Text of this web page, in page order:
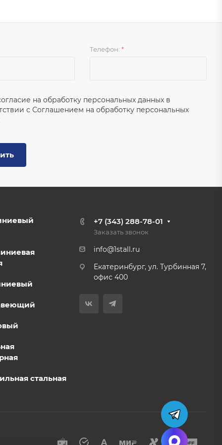
Телефон: *
на обработку персональных данных в
с Соглашением на обработку персональных
стальная
+7 (343) 288-78-01
Заказать звонок
info@1stall.ru
Екатеринбург, ул. Турбинная 7,
офис 400